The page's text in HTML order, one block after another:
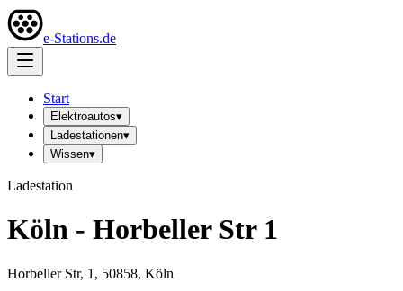
e-Stations.de
Start
Elektroautos▾
Ladestationen▾
Wissen▾
Ladestation
Köln - Horbeller Str 1
Horbeller Str, 1, 50858, Köln